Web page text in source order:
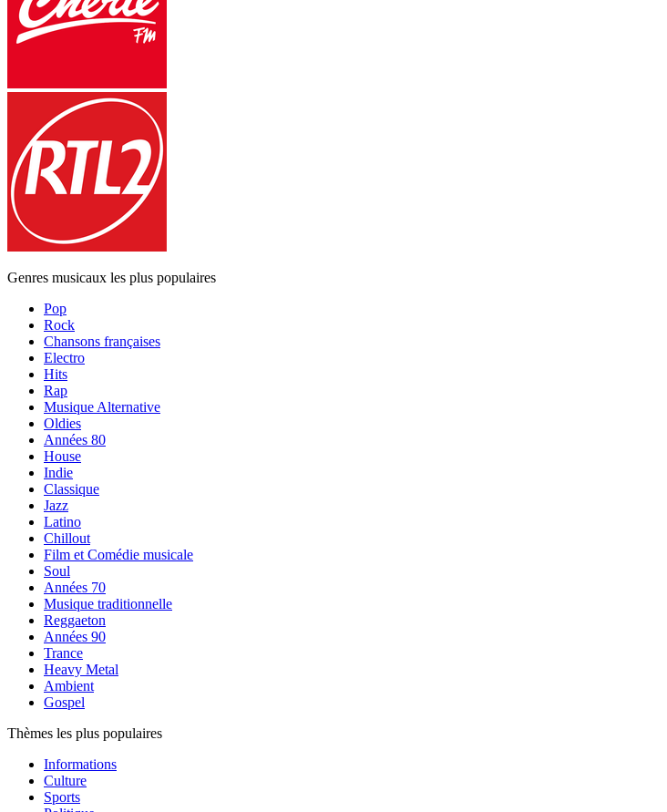
Genres musicaux les plus populaires
Pop
Rock
Chansons françaises
Electro
Hits
Rap
Musique Alternative
Oldies
Années 80
House
Indie
Classique
Jazz
Latino
Chillout
Film et Comédie musicale
Soul
Années 70
Musique traditionnelle
Reggaeton
Années 90
Trance
Heavy Metal
Ambient
Gospel
Thèmes les plus populaires
Informations
Culture
Sports